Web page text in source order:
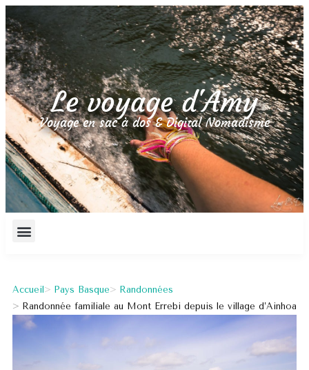
Le voyage d'Amy
Voyage en sac à dos & Digital Nomadisme
Accueil Pays Basque
Randonnées
Randonnée familiale au Mont Errebi depuis le village d’Ainhoa